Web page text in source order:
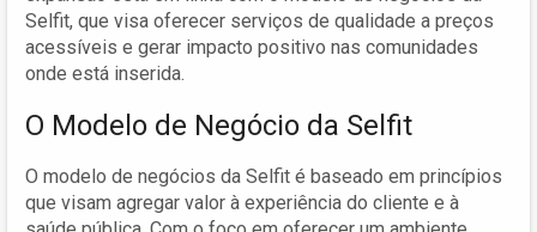
Selfit, que visa oferecer serviços de qualidade a preços
acessíveis e gerar impacto positivo nas comunidades
onde está inserida.
O Modelo de Negócio da Selfit
O modelo de negócios da Selfit é baseado em princípios
que visam agregar valor à experiência do cliente e à